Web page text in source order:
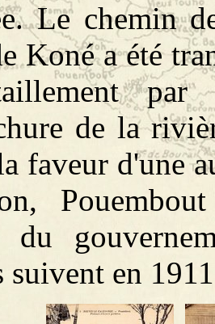
Le chemin
Koné a été
de la
faveur d'une
du
suivent en